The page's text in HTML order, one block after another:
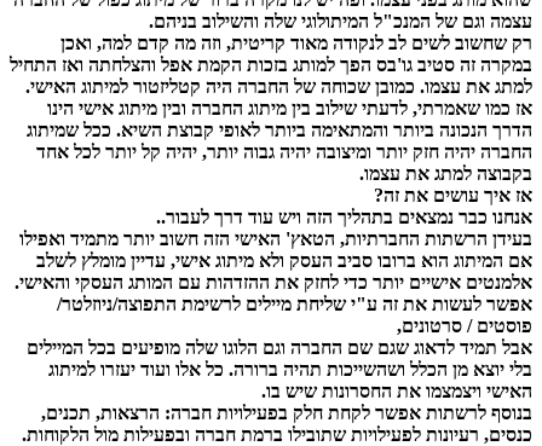
עצמה וגם של המנכ"ל המיתולוגי שלה והשילוב בניהם.
רק שחשוב לשים לב לנקודה מאוד קריטית, וזה מה קדם למה, ואכן
במקרה זה סטיב גו'בס הפך למותג בזכות הקמת אפל והצלחתה ואז התחיל
למתג את עצמו. כמובן שכוחה של החברה היה קטליזטור למיתוג האישי.
אז כמו שאמרתי, לדעתי שילוב בין מיתוג החברה ובין מיתוג אישי הינו
הדרך הנכונה ביותר והמתאימה ביותר לאופי קבוצת השיא. ככל שמיתוג
החברה יהיה חזק יותר ומיצובה יהיה גבוה יותר, יהיה קל יותר לכל אחד
בקבוצה למתג את עצמו.
אז איך עושים את זה?
אנחנו כבר נמצאים בתהליך הזה ויש עוד דרך לעבור..
בעידן הרשתות החברתיות, הטאץ' האישי הזה חשוב יותר מתמיד ואפילו
אם המיתוג הוא ברובו סביב העסק ולא מיתוג אישי, עדיין מומלץ לשלב
אלמנטים אישיים יותר כדי לחזק את ההזדהות עם המותג העסקי והאישי.
אפשר לעשות את זה ע"י שליחת מיילים לרשימת התפוצה/ניוזלטר/
פוסטים / סרטונים,
אבל תמיד לדאוג שגם שם החברה וגם הלוגו שלה מופיעים בכל המיילים
בלי יוצא מן הכלל ושהשייכות תהיה ברורה. כל אלו ועוד יעזרו למיתוג
האישי ויצמצמו את החסרונות שיש בו.
בנוסף לרשתות אפשר לקחת חלק בפעילויות חברה: הרצאות, תכנים,
כנסים, רעיונות לפעילויות שתובילו ברמת חברה ובפעילות מול הלקוחות.